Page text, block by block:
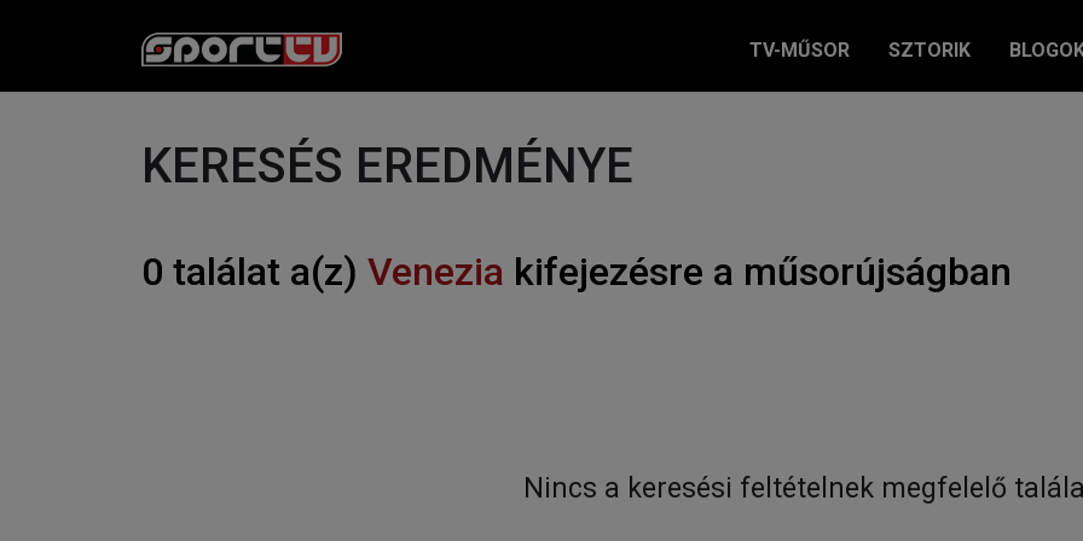
TV-MŰSOR SZTORIK
KERESÉS EREDMÉNYE
0 találat a(z) Venezia kifejezésre a műsorújságban
Nincs a keresési feltételnek megfelelő